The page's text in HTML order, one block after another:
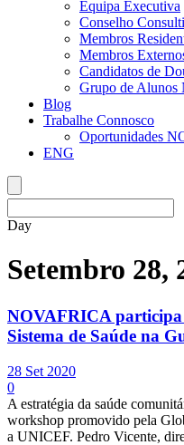
Equipa Executiva
Conselho
Membros
Membros
Candidatos de
Grupo de
Blog
Trabalhe Connosco
Oportunidades
ENG
Day
Setembro 28,
NOVAFRICA participa
Sistema de Saúde na
28 Set 2020
0
A estratégia da saúde
workshop promovido pela
a UNICEF. Pedro Vicente,